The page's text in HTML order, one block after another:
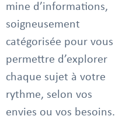
mine d’informations,
soigneusement
catégorisée pour vous
permettre d’explorer
chaque sujet à votre
rythme, selon vos
envies ou vos besoins.